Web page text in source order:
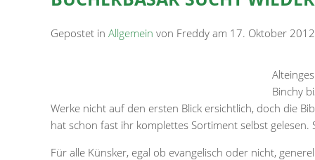
Gepostet in Allgemein von Freddy am 17. Oktober
Binchy
Werke nicht auf den ersten Blick ersichtlich, doch die
hat schon fast ihr komplettes Sortiment selbst
Für alle Künsker, egal ob evangelisch oder nicht,